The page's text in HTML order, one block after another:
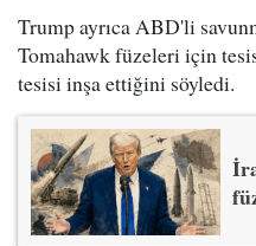
Trump ayrıca ABD'li
Tomahawk füzeleri için
tesisi inşa ettiğini söyledi.